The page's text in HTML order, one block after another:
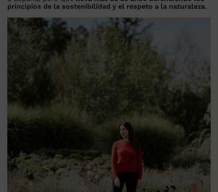
principios de la sostenibilidad y el respeto a la naturaleza.